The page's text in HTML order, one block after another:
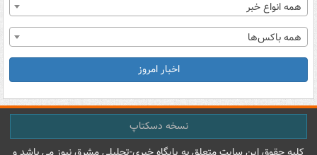
همه انواع خبر
همه باکس‌ها
اخبار امروز
نسخه دسکتاپ